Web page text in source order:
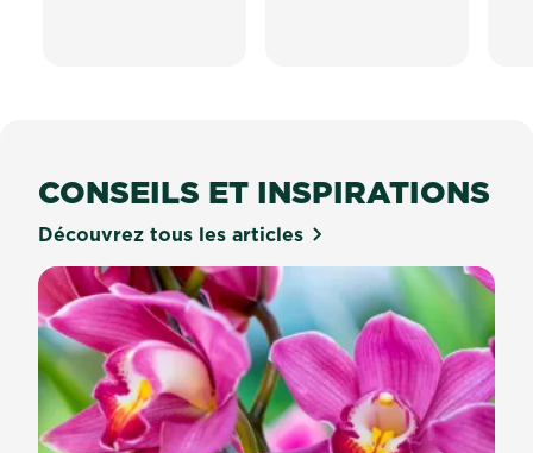
CONSEILS ET INSPIRATIONS
Découvrez tous les articles